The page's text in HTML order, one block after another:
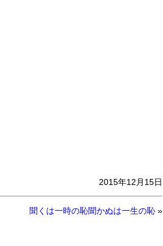
2015年12月15日
聞くは一時の恥聞かぬは一生の恥 »